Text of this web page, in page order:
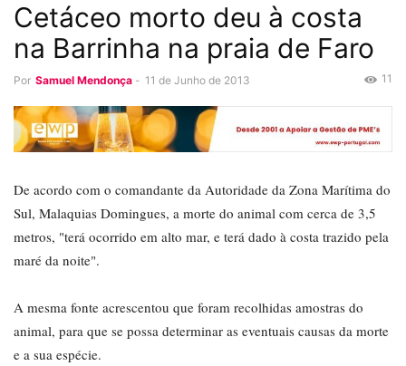
Cetáceo morto deu à costa
na Barrinha na praia de Faro
Por Samuel Mendonça - 11 de Junho de 2013 11
De acordo com o comandante da Autoridade da Zona Marítima do
Sul, Malaquias Domingues, a morte do animal com cerca de 3,5
metros, "terá ocorrido em alto mar, e terá dado à costa trazido pela
maré da noite".
A mesma fonte acrescentou que foram recolhidas amostras do
animal, para que se possa determinar as eventuais causas da morte
e a sua espécie.